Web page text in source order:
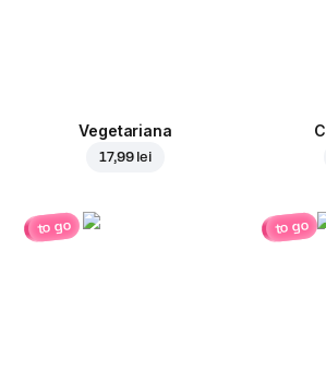
Vegetariana
17,99 lei
to go to go